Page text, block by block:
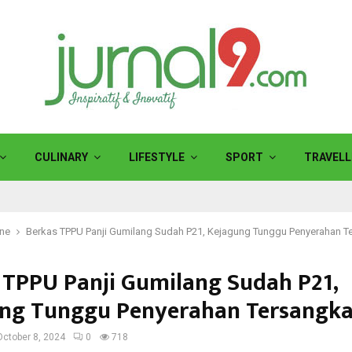
CULINARY LIFESTYLE SPORT
Berkas TPPU Panji Gumilang Sudah P21, Kejagung Tunggu Penyerahan
Panji Gumilang Sudah P21,
Tunggu Penyerahan Tersangka
8, 2024 0 718